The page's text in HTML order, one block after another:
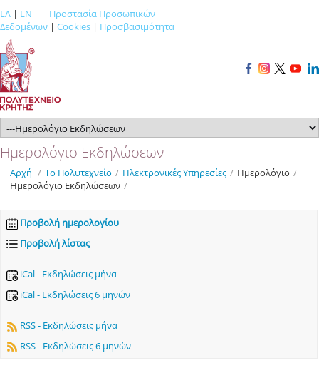
ΕΛ | EN
Προστασία Προσωπικών
Δεδομένων | Cookies | Προσβασιμότητα
Ημερολόγιο Εκδηλώσεων
Αρχή / Το Πολυτεχνείο / Ηλεκτρονικές Υπηρεσίες / Ημερολόγιο /
Ημερολόγιο Εκδηλώσεων /
Προβολή ημερολογίου
Προβολή λίστας
iCal - Εκδηλώσεις μήνα
iCal - Εκδηλώσεις 6 μηνών
RSS - Εκδηλώσεις μήνα
RSS - Εκδηλώσεις 6 μηνών